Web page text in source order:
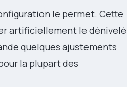
le permet. Cette
artificiellement le dénivelé
quelques ajustements
la plupart des